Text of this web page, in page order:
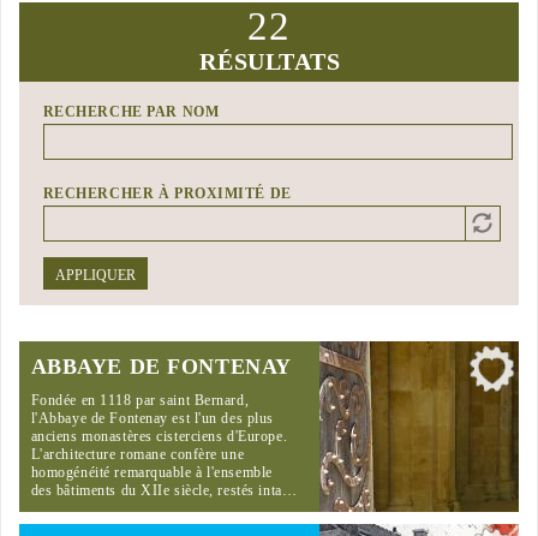
22
RÉSULTATS
RECHERCHE PAR NOM
RECHERCHER À PROXIMITÉ DE
APPLIQUER
ABBAYE DE FONTENAY
Fondée en 1118 par saint Bernard,
l'Abbaye de Fontenay est l'un des plus
anciens monastères cisterciens d'Europe.
L'architecture romane confère une
homogénéité remarquable à l'ensemble
des bâtiments du XIIe siècle, restés inta…